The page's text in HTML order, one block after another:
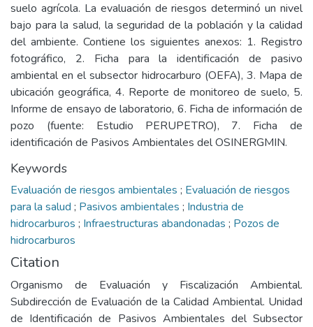
suelo agrícola. La evaluación de riesgos determinó un nivel
bajo para la salud, la seguridad de la población y la calidad
del ambiente. Contiene los siguientes anexos: 1. Registro
fotográfico, 2. Ficha para la identificación de pasivo
ambiental en el subsector hidrocarburo (OEFA), 3. Mapa de
ubicación geográfica, 4. Reporte de monitoreo de suelo, 5.
Informe de ensayo de laboratorio, 6. Ficha de información de
pozo (fuente: Estudio PERUPETRO), 7. Ficha de
identificación de Pasivos Ambientales del OSINERGMIN.
Keywords
Evaluación de riesgos ambientales ; Evaluación de riesgos
para la salud ; Pasivos ambientales ; Industria de
hidrocarburos ; Infraestructuras abandonadas ; Pozos de
hidrocarburos
Citation
Organismo de Evaluación y Fiscalización Ambiental.
Subdirección de Evaluación de la Calidad Ambiental. Unidad
de Identificación de Pasivos Ambientales del Subsector